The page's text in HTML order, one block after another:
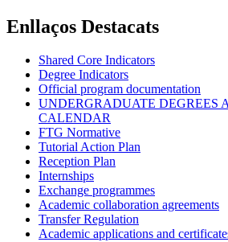
Enllaços Destacats
Shared Core Indicators
Degree Indicators
Official program documentation
UNDERGRADUATE DEGREES
CALENDAR
FTG Normative
Tutorial Action Plan
Reception Plan
Internships
Exchange programmes
Academic collaboration agreements
Transfer Regulation
Academic applications and